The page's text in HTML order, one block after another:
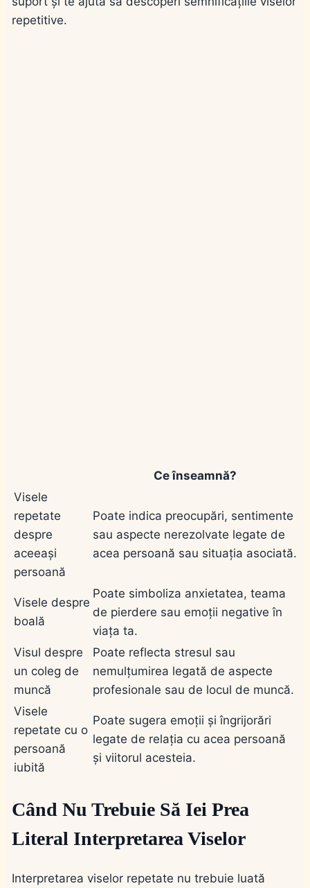
repetitive.
Ce înseamnă?
Visele
repetate
despre
aceeași
persoană
Poate indica preocupări, sentimente
sau aspecte nerezolvate legate de
acea persoană sau situația asociată.
Visele despre
boală
Poate simboliza anxietatea, teama
de pierdere sau emoții negative în
viața ta.
Visul despre
un coleg de
muncă
Poate reflecta stresul sau
nemulțumirea legată de aspecte
profesionale sau de locul de muncă.
Visele
repetate cu o
persoană
iubită
Poate sugera emoții și îngrijorări
legate de relația cu acea persoană
și viitorul acesteia.
Când Nu Trebuie Să Iei Prea
Literal Interpretarea Viselor
Interpretarea viselor repetate nu trebuie luată